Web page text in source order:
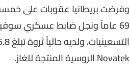
وفرضت بريطانيا عقوبات على خمسة
69 عاماً ونجل ضابط عسكري
Novatek الروسية المنتجة للغاز.